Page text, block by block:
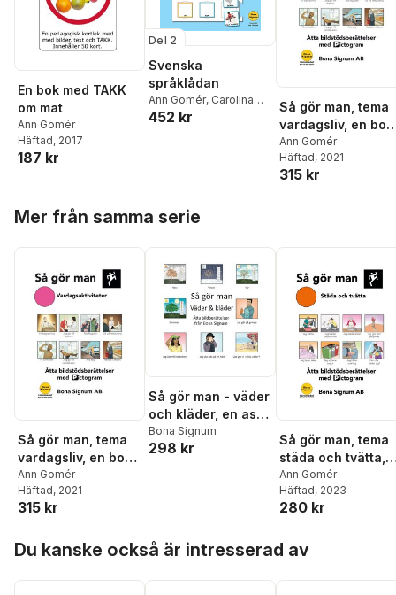
En bok med TAKK
om mat
Ann Gomér
Häftad, 2017
187 kr
Del 2
Svenska
språklådan
Ann Gomér, Carolina
Ståhlberg
452 kr
Så gör man, tema
vardagsliv, en bok
med pictogram
Ann Gomér
Häftad, 2021
315 kr
Mer från samma serie
Så gör man, tema
vardagsliv, en bok
med pictogram
Ann Gomér
Häftad, 2021
315 kr
Så gör man - väder
och kläder, en ask
med åtta
bildberättelser
Bona Signum
298 kr
Så gör man, tema
städa och tvätta,
en bok med
pictogram
Ann Gomér
Häftad, 2023
280 kr
Du kanske också är intresserad av